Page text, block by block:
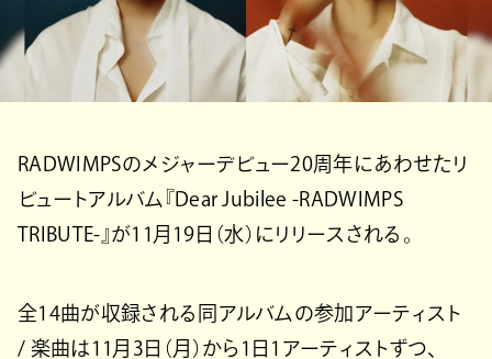
RADWIMPSのメジャーデビュー20周年にあわせたリ
ビュートアルバム『Dear Jubilee -RADWIMPS
TRIBUTE-』が11月19日（水）にリリースされる。
全14曲が収録される同アルバムの参加アーティスト
/ 楽曲は11月3日（月）から1日1アーティストずつ、